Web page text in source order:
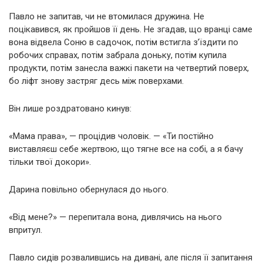
Павло не запитав, чи не втомилася дружина. Не
поцікавився, як пройшов її день. Не згадав, що вранці саме
вона відвела Соню в садочок, потім встигла з’їздити по
робочих справах, потім забрала доньку, потім купила
продукти, потім занесла важкі пакети на четвертий поверх,
бо ліфт знову застряг десь між поверхами.
Він лише роздратовано кинув:
«Мама права», — процідив чоловік. — «Ти постійно
виставляєш себе жертвою, що тягне все на собі, а я бачу
тільки твої докори».
Дарина повільно обернулася до нього.
«Від мене?» — перепитала вона, дивлячись на нього
впритул.
Павло сидів розвалившись на дивані, але після її запитання